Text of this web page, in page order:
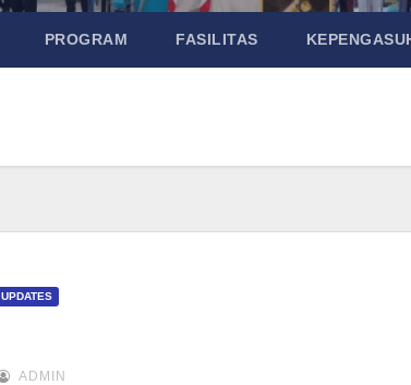
PROGRAM FASILITAS
UPDATES
ADMIN